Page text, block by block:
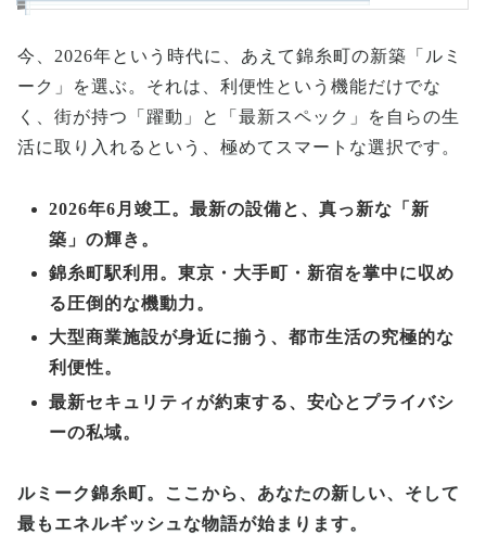
今、2026年という時代に、あえて錦糸町の新築「ルミ
ーク」を選ぶ。それは、利便性という機能だけでな
く、街が持つ「躍動」と「最新スペック」を自らの生
活に取り入れるという、極めてスマートな選択です。
2026年6月竣工。最新の設備と、真っ新な「新
築」の輝き。
錦糸町駅利用。東京・大手町・新宿を掌中に収め
る圧倒的な機動力。
大型商業施設が身近に揃う、都市生活の究極的な
利便性。
最新セキュリティが約束する、安心とプライバシ
ーの私域。
ルミーク錦糸町。ここから、あなたの新しい、そして
最もエネルギッシュな物語が始まります。